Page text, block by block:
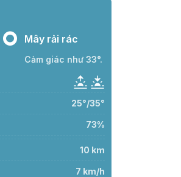
Mây rải rác
Cảm giác như 33°.
25°/35°
73%
10 km
7 km/h